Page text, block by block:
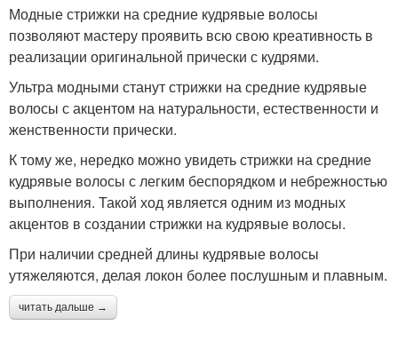
Модные стрижки на средние кудрявые волосы
позволяют мастеру проявить всю свою креативность в
реализации оригинальной прически с кудрями.
Ультра модными станут стрижки на средние кудрявые
волосы с акцентом на натуральности, естественности и
женственности прически.
К тому же, нередко можно увидеть стрижки на средние
кудрявые волосы с легким беспорядком и небрежностью
выполнения. Такой ход является одним из модных
акцентов в создании стрижки на кудрявые волосы.
При наличии средней длины кудрявые волосы
утяжеляются, делая локон более послушным и плавным.
читать дальше →